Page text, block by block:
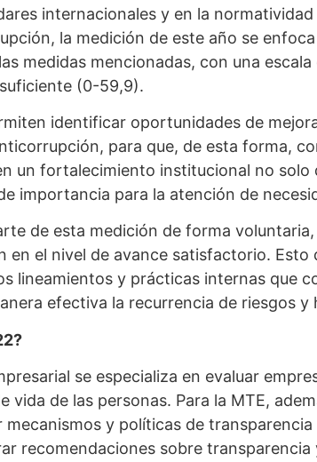
internacionales y en la
la medición de este año se
medidas mencionadas, con una
(0-59,9).
identificar oportunidades de
para que, de esta forma,
un fortalecimiento institucional no solo
importancia para la atención de
de esta medición de forma
en el nivel de avance satisfactorio. Esto
lineamientos y prácticas internas que
efectiva la recurrencia de riesgos y
se especializa en evaluar
vida de las personas. Para la MTE,
y políticas de
recomendaciones sobre